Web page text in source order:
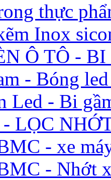
thực
Inox
Ô TÔ -
- Bóng
Led - Bi
LỌC
- xe
- Nhớt